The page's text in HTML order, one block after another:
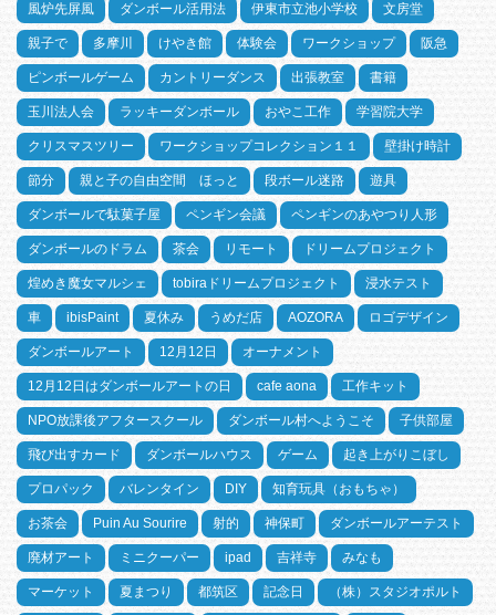
風炉先屏風 ダンボール活用法 伊東市立池小学校 文房堂
親子で 多摩川 けやき館 体験会 ワークショップ 阪急
ピンボールゲーム カントリーダンス 出張教室 書籍
玉川法人会 ラッキーダンボール おやこ工作 学習院大学
クリスマスツリー ワークショップコレクション１１ 壁掛け時計
節分 親と子の自由空間 ほっと 段ボール迷路 遊具
ダンボールで駄菓子屋 ペンギン会議 ペンギンのあやつり人形
ダンボールのドラム 茶会 リモート ドリームプロジェクト
煌めき魔女マルシェ tobiraドリームプロジェクト 浸水テスト
車 ibisPaint 夏休み うめだ店 AOZORA ロゴデザイン
ダンボールアート 12月12日 オーナメント
12月12日はダンボールアートの日 cafe aona 工作キット
NPO放課後アフタースクール ダンボール村へようこそ 子供部屋
飛び出すカード ダンボールハウス ゲーム 起き上がりこぼし
プロパック バレンタイン DIY 知育玩具（おもちゃ）
お茶会 Puin Au Sourire 射的 神保町 ダンボールアーテスト
廃材アート ミニクーパー ipad 吉祥寺 みなも
マーケット 夏まつり 都筑区 記念日 （株）スタジオポルト